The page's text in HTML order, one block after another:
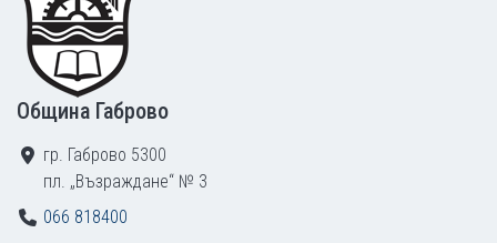
Община Габрово
гр. Габрово 5300
пл. „Възраждане“ № 3
066 818400